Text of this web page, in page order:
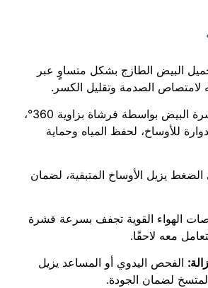
البيض الطازج بشكل متساوٍ عبر
لامتصاص الصدمة وتقليل الكسر.
تنظيف قشرة البيض بواسطة فرشاة بزاوية 360°،
للأوساخ، لحفظ المياه وحماية
الضغط يزيل الأوساخ المتبقية، لضمان
الهواء القوية تجفف بسرعة قشرة
معه لاحقًا.
الفحص اليدوي أو المساعد يزيل
لضمان الجودة.